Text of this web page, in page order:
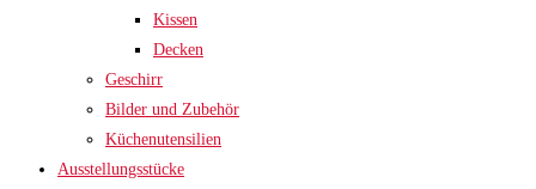
Kissen
Decken
Geschirr
Bilder und Zubehör
Küchenutensilien
Ausstellungsstücke